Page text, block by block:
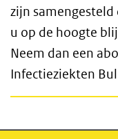
zijn samengesteld
u op de hoogte
Neem dan een
Infectieziekten